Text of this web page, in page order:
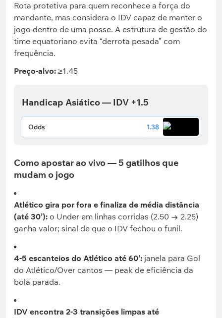
Rota protetiva para quem reconhece a força do
mandante, mas considera o IDV capaz de manter o
jogo dentro de uma posse. A estrutura de gestão do
time equatoriano evita “derrota pesada” com
frequência.
Preço-alvo: ≥1.45
Handicap Asiático — IDV +1.5
Odds 1.38
Como apostar ao vivo — 5 gatilhos que
mudam o jogo
Atlético gira por fora e finaliza de média distância
(até 30’): o Under em linhas corridas (2.50 → 2.25)
ganha valor; sinal de que o IDV fechou o funil.
4-5 escanteios do Atlético até 60’: janela para Gol
do Atlético/Over cantos — peak de eficiência da
bola parada.
IDV encontra 2-3 transições limpas até